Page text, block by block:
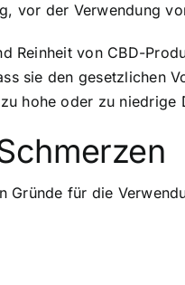
vor der Verwendung
Reinheit von CBD-
sie den gesetzlichen
hohe oder zu
Gründe für die